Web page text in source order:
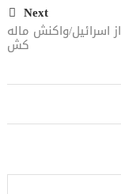
Next
واکنش ماله
کش